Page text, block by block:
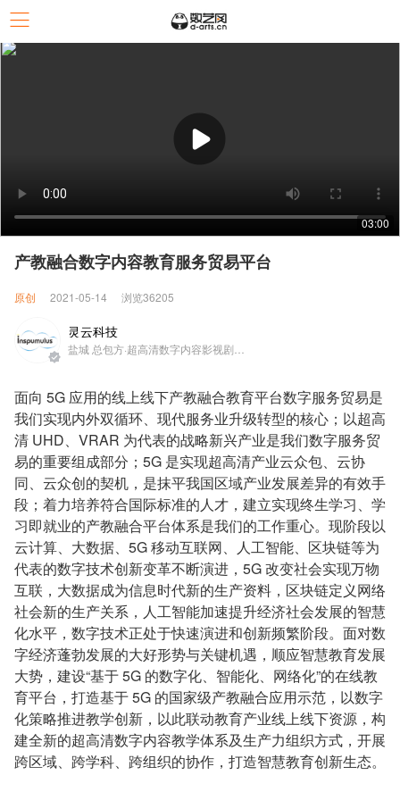
03:00
产教融合数字内容教育服务贸易平台
原创 2021-05-14 浏览36205
灵云科技
面向 5G 应用的线上线下产教融合教育平台数字服务贸易是
我们实现内外双循环、现代服务业升级转型的核心；以超高
清 UHD、VRAR 为代表的战略新兴产业是我们数字服务贸
易的重要组成部分；5G 是实现超高清产业云众包、云协
同、云众创的契机，是抹平我国区域产业发展差异的有效手
段；着力培养符合国际标准的人才，建立实现终生学习、学
习即就业的产教融合平台体系是我们的工作重心。现阶段以
云计算、大数据、5G 移动互联网、人工智能、区块链等为
代表的数字技术创新变革不断演进，5G 改变社会实现万物
互联，大数据成为信息时代新的生产资料，区块链定义网络
社会新的生产关系，人工智能加速提升经济社会发展的智慧
化水平，数字技术正处于快速演进和创新频繁阶段。面对数
字经济蓬勃发展的大好形势与关键机遇，顺应智慧教育发展
大势，建设“基于 5G 的数字化、智能化、网络化”的在线教
育平台，打造基于 5G 的国家级产教融合应用示范，以数字
化策略推进教学创新，以此联动教育产业线上线下资源，构
建全新的超高清数字内容教学体系及生产力组织方式，开展
跨区域、跨学科、跨组织的协作，打造智慧教育创新生态。